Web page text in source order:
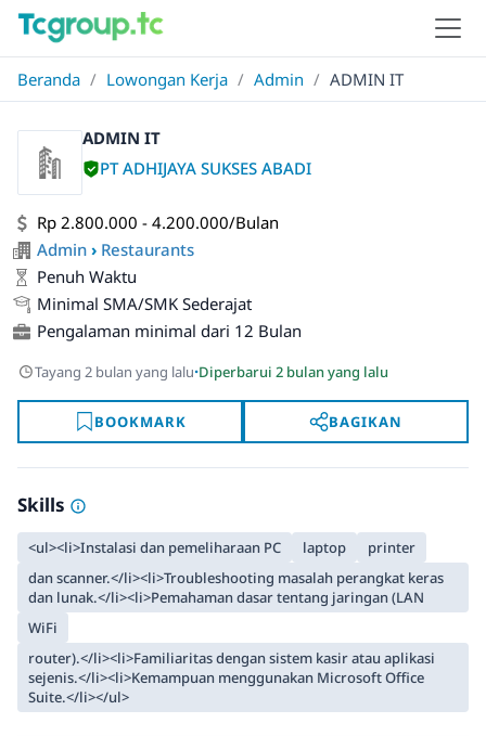
Beranda / Lowongan Kerja / Admin / ADMIN IT
ADMIN IT
PT ADHIJAYA SUKSES ABADI
Rp 2.800.000 - 4.200.000/Bulan
Admin › Restaurants
Penuh Waktu
Minimal SMA/SMK Sederajat
Pengalaman minimal dari 12 Bulan
Tayang 2 bulan yang lalu·Diperbarui 2 bulan yang lalu
BOOKMARK BAGIKAN
Skills
<ul><li>Instalasi dan pemeliharaan PC laptop
printer
dan scanner.</li><li>Troubleshooting masalah perangkat keras
dan lunak.</li><li>Pemahaman dasar tentang jaringan (LAN
WiFi
router).</li><li>Familiaritas dengan sistem kasir atau aplikasi
sejenis.</li><li>Kemampuan menggunakan Microsoft Office
Suite.</li></ul>